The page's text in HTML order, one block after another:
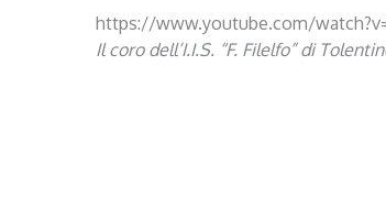
https://www.youtube.com/
Il coro dell’I.I.S. “F. Filelfo” di